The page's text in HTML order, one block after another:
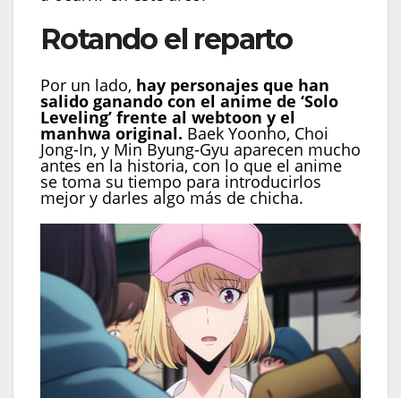
Rotando el reparto
Por un lado, hay personajes que han
salido ganando con el anime de ‘Solo
Leveling’ frente al webtoon y el
manhwa original. Baek Yoonho, Choi
Jong-In, y Min Byung-Gyu aparecen mucho
antes en la historia, con lo que el anime
se toma su tiempo para introducirlos
mejor y darles algo más de chicha.